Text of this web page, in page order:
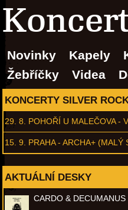
Novinky Kapely
Žebříčky
Videa
KONCERTY SILVER
29. 8. POHOŘÍ U MALEČOVA -
15. 9. PRAHA - ARCHA+ (MALÝ
AKTUÁLNÍ DESKY
CARDO &